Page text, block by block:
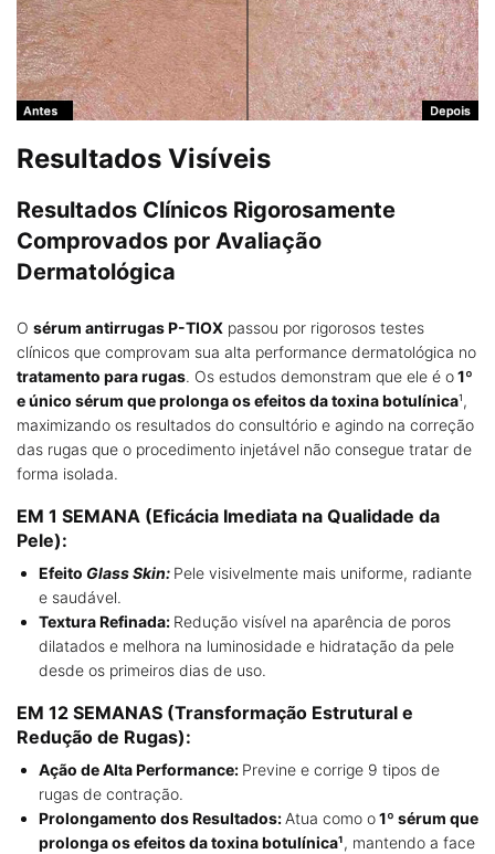
Resultados Visíveis
Resultados Clínicos Rigorosamente
Comprovados por Avaliação
Dermatológica
O sérum antirrugas P-TIOX passou por rigorosos testes
clínicos que comprovam sua alta performance dermatológica no
tratamento para rugas. Os estudos demonstram que ele é o1º
e único sérum que prolonga os efeitos da toxina botulínica¹,
maximizando os resultados do consultório e agindo na correção
das rugas que o procedimento injetável não consegue tratar de
forma isolada.
EM 1 SEMANA (Eficácia Imediata na Qualidade da
Pele):
Efeito Glass Skin: Pele visivelmente mais uniforme, radiante
e saudável.
Textura Refinada: Redução visível na aparência de poros
dilatados e melhora na luminosidade e hidratação da pele
desde os primeiros dias de uso.
EM 12 SEMANAS (Transformação Estrutural e
Redução de Rugas):
Ação de Alta Performance: Previne e corrige 9 tipos de
rugas de contração.
Prolongamento dos Resultados: Atua como o1º sérum que
prolonga os efeitos da toxina botulínica¹, mantendo a face